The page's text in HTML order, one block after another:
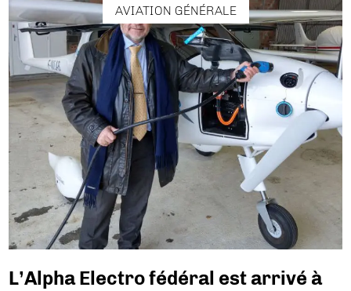
AVIATION GÉNÉRALE
L’Alpha Electro fédéral est arrivé à